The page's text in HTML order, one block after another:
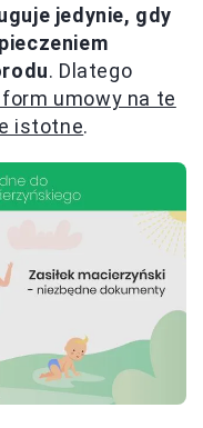
jedynie, gdy
. Dlatego
umowy na te
istotne.